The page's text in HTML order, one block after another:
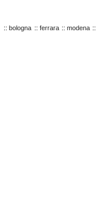
:: bologna :: ferrara :: modena ::